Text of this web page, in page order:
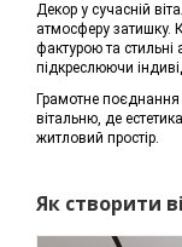
Декор у сучасній
атмосферу затишку.
фактурою та
підкреслюючи
Грамотне поєднання
вітальню, де
житловий простір.
Як створити